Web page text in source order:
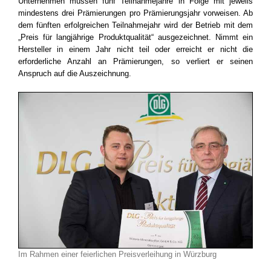
mindestens drei Prämierungen pro Prämierungsjahr vorweisen. Ab
dem fünften erfolgreichen Teilnahmejahr wird der Betrieb mit dem
„Preis für langjährige Produktqualität“ ausgezeichnet. Nimmt ein
Hersteller in einem Jahr nicht teil oder erreicht er nicht die
erforderliche Anzahl an Prämierungen, so verliert er seinen
Anspruch auf die Auszeichnung.
Im Rahmen einer feierlichenPreisverleihung in Würzburg